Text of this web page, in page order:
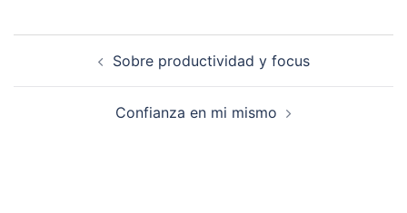
Sobre productividad y focus
Confianza en mi mismo